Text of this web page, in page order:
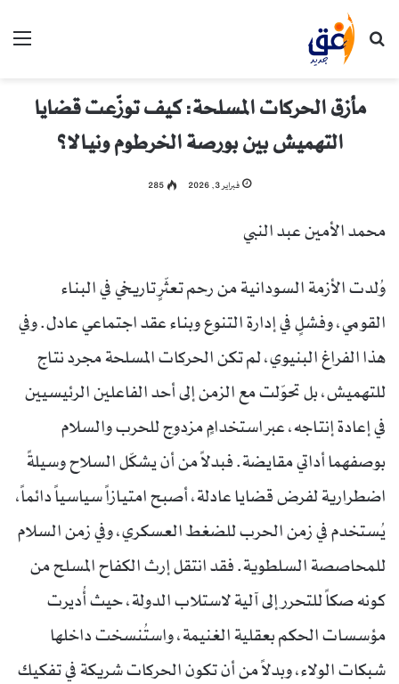
بحث عن
مأزق الحركات المسلحة: كيف توزّعت قضايا
التهميش بين بورصة الخرطوم ونيالا؟
فبراير 3, 2026 285
محمد الأمين عبد النبي
وُلدت الأزمة السودانية من رحم تعثّرٍ تاريخي في البناء
القومي، وفشلٍ في إدارة التنوع وبناء عقد اجتماعي عادل. وفي
هذا الفراغ البنيوي، لم تكن الحركات المسلحة مجرد نتاج
للتهميش، بل تحوّلت مع الزمن إلى أحد الفاعلين الرئيسيين
في إعادة إنتاجه، عبر استخدامٍ مزدوج للحرب والسلام
بوصفهما أداتي مقايضة. فبدلاً من أن يشكّل السلاح وسيلةً
اضطرارية لفرض قضايا عادلة، أصبح امتيازاً سياسياً دائماً،
يُستخدم في زمن الحرب للضغط العسكري، وفي زمن السلام
للمحاصصة السلطوية. فقد انتقل إرث الكفاح المسلح من
كونه صكاً للتحرر إلى آلية لاستلاب الدولة، حيث أُديرت
مؤسسات الحكم بعقلية الغنيمة، واستُنسخت داخلها
شبكات الولاء، وبدلاً من أن تكون الحركات شريكة في تفكيك